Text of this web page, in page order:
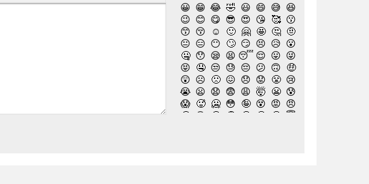
😀 😁 😂 🤣 😃 😄 😅 😆
😉 😊 😋 😎 😍 😘 🥰 😗
😙 😚 ☺️ 🙂 🤗 🤩 🤔 🤨
😐 😑 😶 🙄 😏 😣 😥 😮
🤐 😯 😪 😫 😴 😌 😛 😜
😝 🤤 😒 😓 😔 😕 🙃 🤑
😲 ☹️ 🙁 😖 😞 😟 😤 😢
😭 😦 😧 😨 😩 🤯 😬 😰
😱 🥵 🥶 😳 🤪 😵 😡 😠
🤬
😷 🤒 🤕 🤢 🤮 🤧 😇